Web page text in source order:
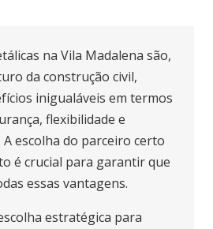
na Vila Madalena são,
da construção civil,
inigualáveis em termos
flexibilidade e
escolha do parceiro certo
é crucial para garantir que
essas vantagens.
estratégica para